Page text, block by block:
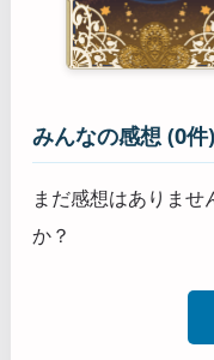
みんなの感想 (0件)
まだ感想はありま
か？